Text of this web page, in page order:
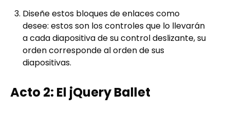
Diseñe estos bloques de enlaces como
desee: estos son los controles que lo llevarán
a cada diapositiva de su control deslizante, su
orden corresponde al orden de sus
diapositivas.
Acto 2: El jQuery Ballet